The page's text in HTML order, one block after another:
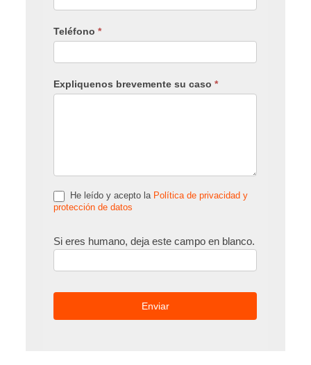
Teléfono*
Expliquenos brevemente su caso*
He leído y acepto la Política de privacidad y
protección de datos
Si eres humano, deja este campo en blanco.